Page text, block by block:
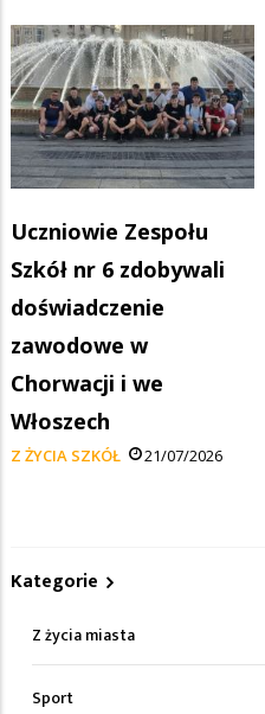
Uczniowie Zespołu
Szkół nr 6 zdobywali
doświadczenie
zawodowe w
Chorwacji i we
Włoszech
Z ŻYCIA SZKÓŁ 21/07/2026
Kategorie
Z życia miasta
Sport